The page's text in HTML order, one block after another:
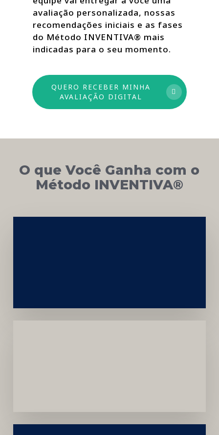
avaliação personalizada, nossas
recomendações iniciais e as fases
do Método INVENTIVA® mais
indicadas para o seu momento.
QUERO RECEBER MINHA
AVALIAÇÃO DIGITAL
O que Você Ganha com o
Método INVENTIVA®